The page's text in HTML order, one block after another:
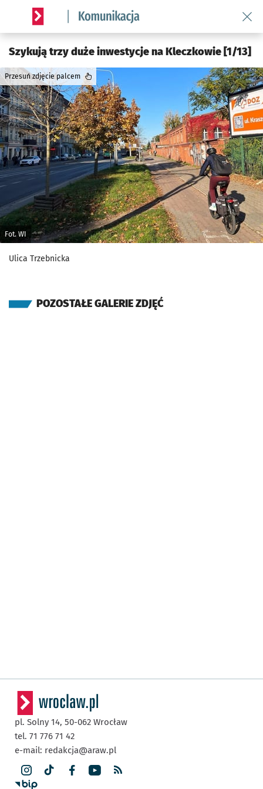
Serwis informacyjny wroclaw.pl podserwis: Komunikacja
Szykują trzy duże inwestycje na Kleczkowie [1/13]
Fot. WI
Przesuń zdjęcie palcem
Ulica Trzebnicka
POZOSTAŁE GALERIE ZDJĘĆ
pl. Solny 14, 50-062 Wrocław
tel. 71 776 71 42
e-mail: redakcja@araw.pl